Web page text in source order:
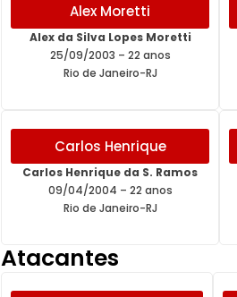
Alex Moretti
Alex da Silva Lopes Moretti
25/09/2003 – 22 anos
Rio de Janeiro-RJ
Carlos Henrique
Carlos Henrique da S. Ramos
09/04/2004 – 22 anos
Rio de Janeiro-RJ
Atacantes